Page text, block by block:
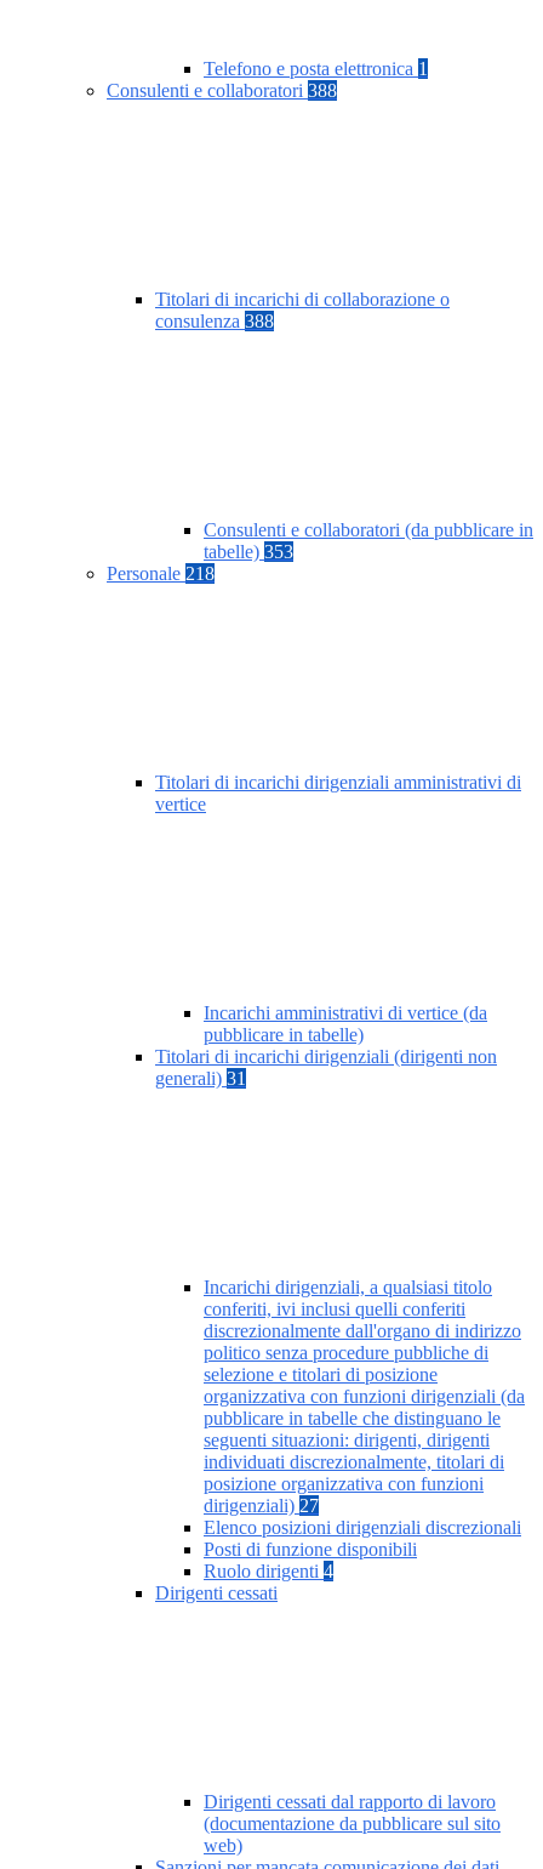
Telefono e posta elettronica 1
Consulenti e collaboratori 388
Titolari di incarichi di collaborazione o
consulenza 388
Consulenti e collaboratori (da pubblicare in
tabelle) 353
Personale 218
Titolari di incarichi dirigenziali amministrativi di
vertice
Incarichi amministrativi di vertice (da
pubblicare in tabelle)
Titolari di incarichi dirigenziali (dirigenti non
generali) 31
Incarichi dirigenziali, a qualsiasi titolo
conferiti, ivi inclusi quelli conferiti
discrezionalmente dall'organo di indirizzo
politico senza procedure pubbliche di
selezione e titolari di posizione
organizzativa con funzioni dirigenziali (da
pubblicare in tabelle che distinguano le
seguenti situazioni: dirigenti, dirigenti
individuati discrezionalmente, titolari di
posizione organizzativa con funzioni
dirigenziali) 27
Elenco posizioni dirigenziali discrezionali
Posti di funzione disponibili
Ruolo dirigenti 4
Dirigenti cessati
Dirigenti cessati dal rapporto di lavoro
(documentazione da pubblicare sul sito
web)